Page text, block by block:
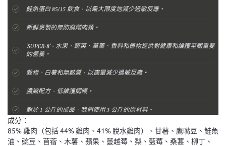
成分：
85% 雞肉（包括 44% 雞肉、41% 脫水雞肉）、甘薯、鷹嘴豆、鮭魚
油、豌豆、苜蓿、木薯、蘋果、蔓越莓、梨、藍莓、桑葚、柳丁、